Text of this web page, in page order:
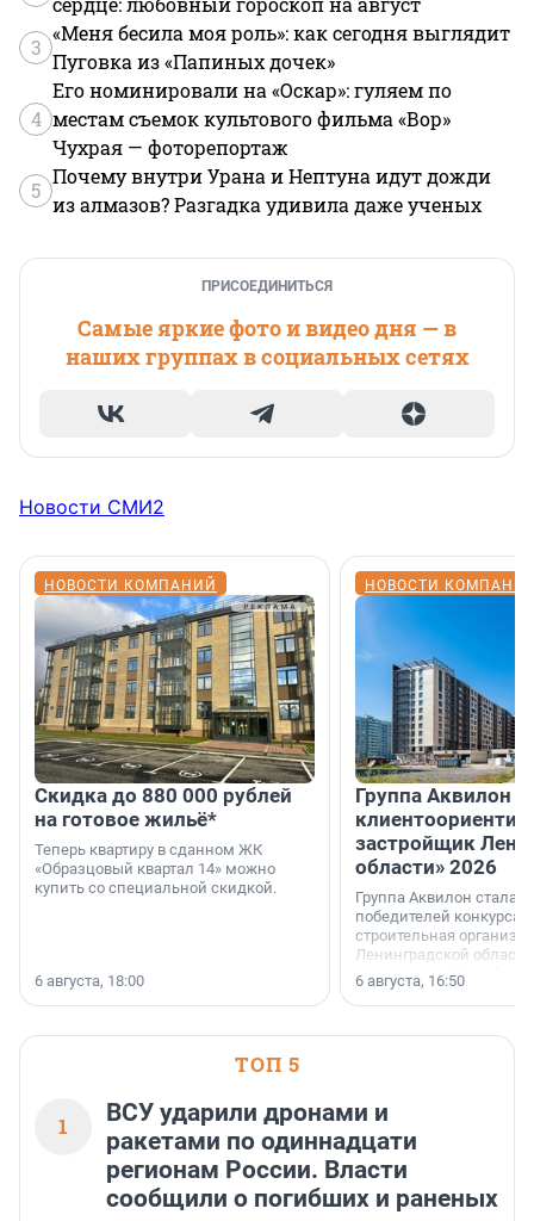
3
«Меня бесила моя роль»: как сегодня выглядит
Пуговка из «Папиных дочек»
4
Его номинировали на «Оскар»: гуляем по
местам съемок культового фильма «Вор»
Чухрая — фоторепортаж
5
Почему внутри Урана и Нептуна идут дожди
из алмазов? Разгадка удивила даже ученых
ПРИСОЕДИНИТЬСЯ
Самые яркие фото и видео дня — в
наших группах в социальных сетях
Новости СМИ2
НОВОСТИ КОМПАНИЙ
Скидка до 880 000 рублей
на готовое жильё*
Теперь квартиру в сданном ЖК
«Образцовый квартал 14» можно
купить со специальной скидкой.
6 августа, 18:00
НОВОСТИ
Группа Аквилон
застройщик
области» 2026
Группа Аквилон стала
победителей конкурса
строительная
Ленинградской области
номинации «Самый
застройщик
6 августа, 16:50
ТОП 5
1
ВСУ ударили дронами и
ракетами по одиннадцати
регионам России. Власти
сообщили о погибших и раненых